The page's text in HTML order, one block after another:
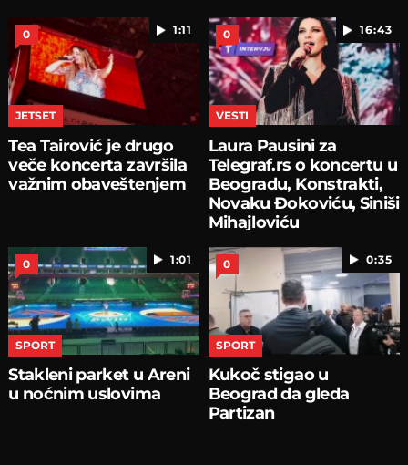
1:11
0
JETSET
Tea Tairović je drugo
veče koncerta završila
važnim obaveštenjem
16:43
0
VESTI
Laura Pausini za
Telegraf.rs o koncertu u
Beogradu, Konstrakti,
Novaku Đokoviću, Siniši
Mihajloviću
1:01
0
SPORT
Stakleni parket u Areni
u noćnim uslovima
0:35
0
SPORT
Kukoč stigao u
Beograd da gleda
Partizan